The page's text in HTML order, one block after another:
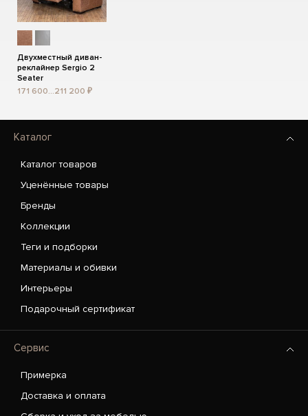
Двухместный диван-
реклайнер Sergio 2
Seater
171 600...211 200 ₽
Каталог
Каталог товаров
Уценённые товары
Бренды
Коллекции
Теги и подборки
Материалы и обивки
Интерьеры
Подарочный сертификат
Сервис
Примерка
Доставка и оплата